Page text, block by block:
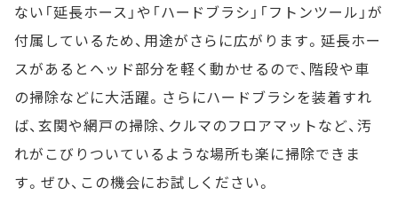
ない「延長ホース」や「ハードブラシ」「フトンツール」が
付属しているため、用途がさらに広がります。延長ホー
スがあるとヘッド部分を軽く動かせるので、階段や車
の掃除などに大活躍。さらにハードブラシを装着すれ
ば、玄関や網戸の掃除、クルマのフロアマットなど、汚
れがこびりついているような場所も楽に掃除できま
す。ぜひ、この機会にお試しください。